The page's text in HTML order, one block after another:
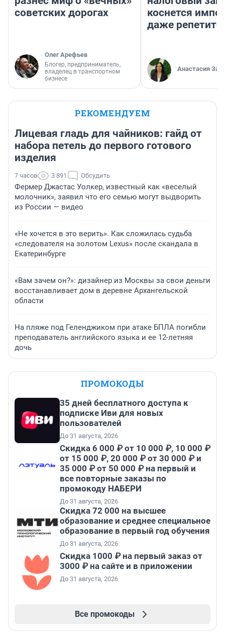
советских дорогах
Олег Арефьев
Блогер, предприниматель,
владелец в транспортном
бизнесе
коснется
даже
Анастасия
РЕКОМЕНДУЕМ
Лицевая гладь для чайников: гайд от
набора петель до первого готового
изделия
7 часов 3 891 Обсудить
Фермер Джастас Уолкер, известный как «веселый
молочник», заявил что его семью могут выдворить
из России — видео
«Не хочется в это верить». Как сложилась судьба
«следователя на золотом Lexus» после скандала в
Екатеринбурге
«Вам зачем он?»: дизайнер из Москвы за свои деньги
восстанавливает дом в деревне Архангельской
области
На пляже под Геленджиком при атаке БПЛА погибли
преподаватель английского языка и ее 12-летняя
дочь
ПРОМОКОДЫ
35 дней бесплатного доступа к
подписке Иви для новых
пользователей
До 31 августа, 2026
Скидка 6 000 ₽ от 10 000 ₽, 10 000 ₽
от 15 000 ₽, 20 000 ₽ от 30 000 ₽ и
35 000 ₽ от 50 000 ₽ на первый и
все повторные заказы по
промокоду НАБЕРИ
До 31 августа, 2026
Скидка 72 000 на высшее
образование и среднее специальное
образование в первый год обучения
До 31 августа, 2026
Скидка 1000 ₽ на первый заказ от
3000 ₽ на сайте и в приложении
До 31 августа, 2026
Все промокоды